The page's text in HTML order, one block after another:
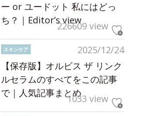
ー or ユードット 私にはどっ
ち？｜Editor’s view226609 view
2025/12/24
スキンケア
【保存版】オルビス ザ リンク
ルセラムのすべてをこの記事
で｜人気記事まとめ1033 view